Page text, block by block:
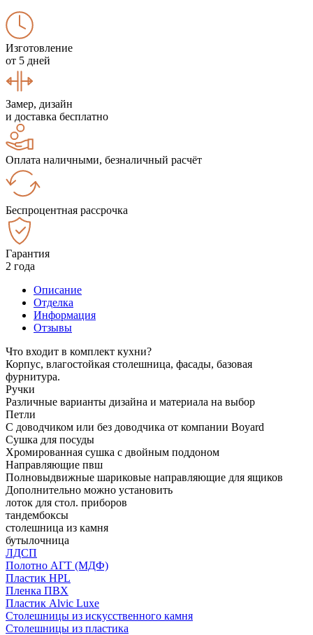
Изготовление
от 5 дней
Замер, дизайн
и доставка бесплатно
Оплата наличными, безналичный расчёт
Беспроцентная рассрочка
Гарантия
2 года
Описание
Отделка
Информация
Отзывы
Что входит в комплект кухни?
Корпус, влагостойкая столешница, фасады, базовая
фурнитура.
Ручки
Различные варианты дизайна и материала на выбор
Петли
С доводчиком или без доводчика от компании Boyard
Сушка для посуды
Хромированная сушка с двойным поддоном
Направляющие пвш
Полновыдвижные шариковые направляющие для ящиков
Дополнительно можно установить
лоток для стол. приборов
тандембоксы
столешница из камня
бутылочница
ЛДСП
Полотно АГТ (МДФ)
Пластик HPL
Пленка ПВХ
Пластик Alvic Luxe
Столешницы из искусственного камня
Столешницы из пластика